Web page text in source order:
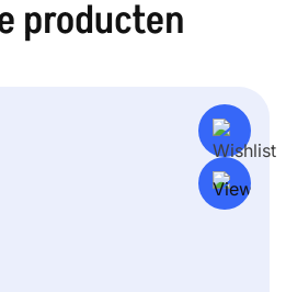
producten